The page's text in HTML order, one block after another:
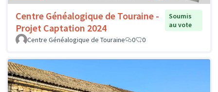
Centre Généalogique de Touraine -
Projet Captation 2024
Soumis
au vote
Centre Généalogique de Touraine
0 0